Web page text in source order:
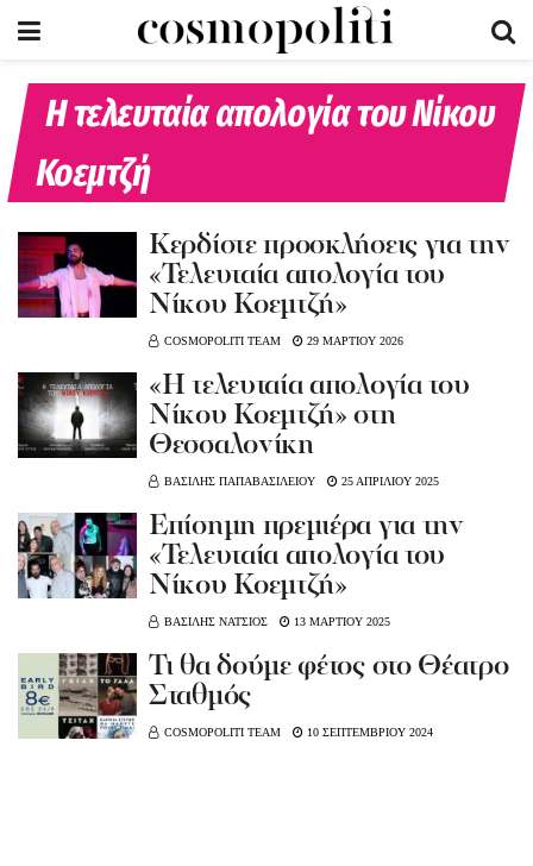
Η τελευταία απολογία του Νίκου
Κοεμτζή
Κερδίστε προσκλήσεις για την
«Τελευταία απολογία του
Νίκου Κοεμτζή»
COSMOPOLITI TEAM 29 ΜΑΡΤΙΟΥ 2026
«Η τελευταία απολογία του
Νίκου Κοεμτζή» στη
Θεσσαλονίκη
ΒΑΣΙΛΗΣ ΠΑΠΑΒΑΣΙΛΕΙΟΥ 25 ΑΠΡΙΛΙΟΥ 2025
Επίσημη πρεμιέρα για την
«Τελευταία απολογία του
Νίκου Κοεμτζή»
ΒΑΣΙΛΗΣ ΝΑΤΣΙΟΣ 13 ΜΑΡΤΙΟΥ 2025
Τι θα δούμε φέτος στο Θέατρο
Σταθμός
COSMOPOLITI TEAM 10 ΣΕΠΤΕΜΒΡΙΟΥ 2024